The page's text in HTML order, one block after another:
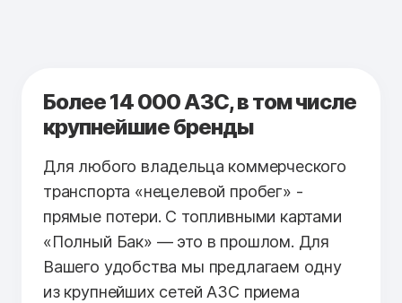
Более 14 000 АЗС, в том числе
крупнейшие бренды
Для любого владельца коммерческого
транспорта «нецелевой пробег» -
прямые потери. С топливными картами
«Полный Бак» — это в прошлом. Для
Вашего удобства мы предлагаем одну
из крупнейших сетей АЗС приема